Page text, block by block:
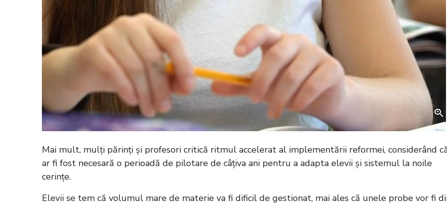
Mai mult, mulți părinți și profesori critică ritmul accelerat al implementării reformei, considerând
ar fi fost necesară o perioadă de pilotare de câțiva ani pentru a adapta elevii și sistemul la noile
cerințe.
Elevii se tem că volumul mare de materie va fi dificil de gestionat, mai ales că unele probe vor fi